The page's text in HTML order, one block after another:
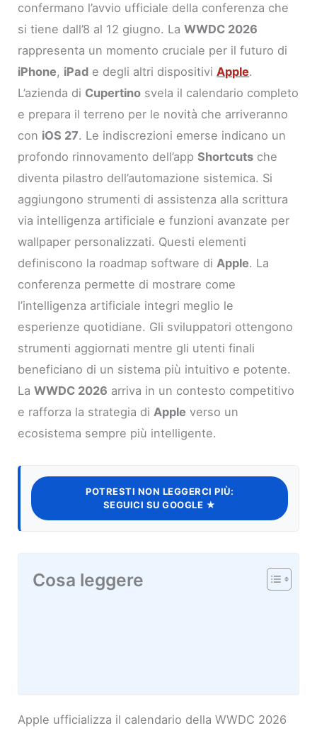
confermano l’avvio ufficiale della conferenza che
si tiene dall’8 al 12 giugno. LaWWDC 2026
rappresenta un momento cruciale per il futuro di
iPhone, iPad e degli altri dispositiviApple.
L’azienda di Cupertino svela il calendario completo
e prepara il terreno per le novità che arriveranno
con iOS 27. Le indiscrezioni emerse indicano un
profondo rinnovamento dell’appShortcuts che
diventa pilastro dell’automazione sistemica. Si
aggiungono strumenti di assistenza alla scrittura
via intelligenza artificiale e funzioni avanzate per
wallpaper personalizzati. Questi elementi
definiscono la roadmap software diApple. La
conferenza permette di mostrare come
l’intelligenza artificiale integri meglio le
esperienze quotidiane. Gli sviluppatori ottengono
strumenti aggiornati mentre gli utenti finali
beneficiano di un sistema più intuitivo e potente.
LaWWDC 2026 arriva in un contesto competitivo
e rafforza la strategia diApple verso un
ecosistema sempre più intelligente.
POTRESTI NON LEGGERCI PIÙ:
SEGUICI SU GOOGLE ★
Cosa leggere
Apple ufficializza il calendario della WWDC 2026